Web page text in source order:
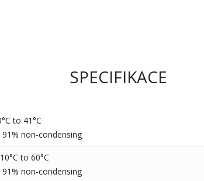
SPECIFIKACE
to 41°C
91% non-condensing
to 60°C
91% non-condensing